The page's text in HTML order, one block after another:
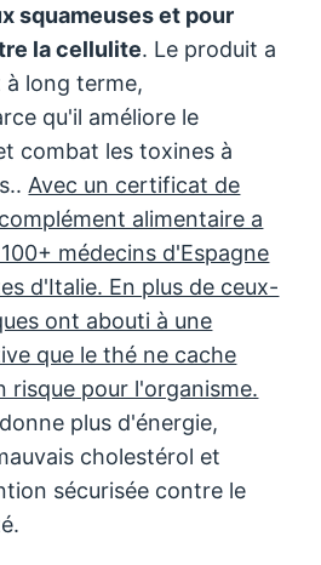
squameuses et pour
la cellulite. Le produit a
long terme,
qu'il améliore le
combat les toxines à
Avec un certificat de
alimentaire a
médecins d'Espagne
d'Italie. En plus de ceux-
ont abouti à une
que le thé ne cache
risque pour l'organisme.
plus d'énergie,
cholestérol et
sécurisée contre le